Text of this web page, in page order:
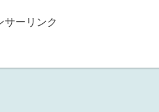
サーリンク